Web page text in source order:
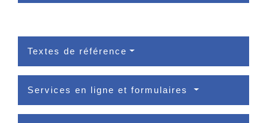
Textes de référence
Services en ligne et formulaires